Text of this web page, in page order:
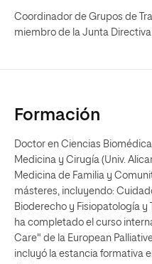
Coordinador de Grupos de
miembro de la Junta Directiva
Formación
Doctor en Ciencias
Medicina y Cirugía (Univ.
Medicina de Familia y
másteres, incluyendo:
Bioderecho y Fisiopatología y
ha completado el curso
Care" de la European
incluyó la estancia formativa